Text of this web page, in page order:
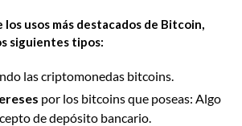
los usos más destacados de Bitcoin,
siguientes tipos:
las criptomonedas bitcoins.
por los bitcoins que poseas: Algo
de depósito bancario.